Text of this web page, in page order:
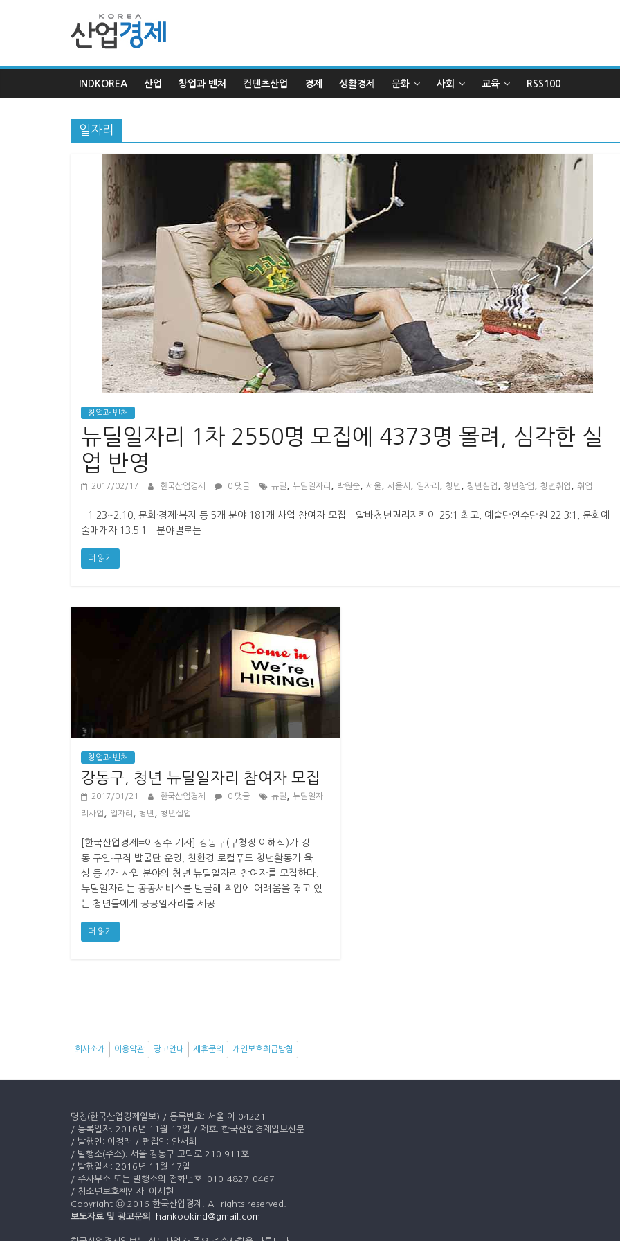
한
국
산
업
INDKOREA 산업 창업과 벤처 컨텐츠산업 경제 생활경제 문화 사회 교육 RSS100
일자리
창업과 벤처
뉴딜일자리 1차 2550명 모집에 4373명 몰려, 심각한 실
업 반영
2017/02/17 한국산업경제 0 댓글 뉴딜 뉴딜일자리 박원순 서울 서울시 일자리 청년 청년실업 청년창업 청년취업 취업
– 1.23~2.10, 문화·경제·복지 등 5개 분야 181개 사업 참여자 모집 – 알바청년권리지킴이 25:1 최고, 예술단연수단원 22.3:1, 문화예
술매개자 13.5:1 – 분야별로는
더 읽기
창업과 벤처
강동구, 청년 뉴딜일자리 참여자 모집
2017/01/21 한국산업경제 0 댓글 뉴딜 , 뉴딜일자
리사업 , 일자리 , 청년 , 청년실업
[한국산업경제=이정수 기자] 강동구(구청장 이해식)가 강
동 구인‧구직 발굴단 운영, 친환경 로컬푸드 청년활동가 육
성 등 4개 사업 분야의 청년 뉴딜일자리 참여자를 모집한다.
뉴딜일자리는 공공서비스를 발굴해 취업에 어려움을 겪고 있
는 청년들에게 공공일자리를 제공
더 읽기
회사소개 이용약관 광고안내 제휴문의 개인보호취급방침
명칭(한국산업경제일보) / 등록번호: 서울 아 04221
/ 등록일자: 2016년 11월 17일 / 제호: 한국산업경제일보신문
/ 발행인: 이정래 / 편집인: 안서희
/ 발행소(주소): 서울 강동구 고덕로 210 911호
/ 발행일자: 2016년 11월 17일
/ 주사무소 또는 발행소의 전화번호: 010-4827-0467
/ 청소년보호책임자: 이서현
Copyright ⓒ 2016 한국산업경제. All rights reserved.
보도자료 및 광고문의 : hankookind@gmail.com